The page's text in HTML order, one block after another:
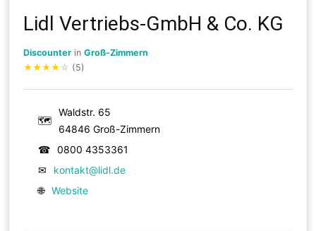
Lidl Vertriebs-GmbH & Co. KG
Discounter inGroß-Zimmern
★★★★ ☆ (5)
🗺
Waldstr. 65
64846 Groß-Zimmern
☎
0800 4353361
✉
kontakt@lidl.de
🌐 Website